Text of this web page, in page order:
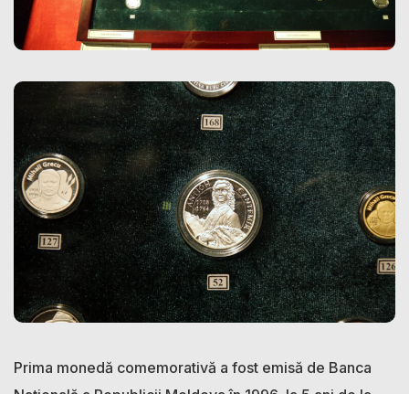
Prima monedă comemorativă a fost emisă de Banca